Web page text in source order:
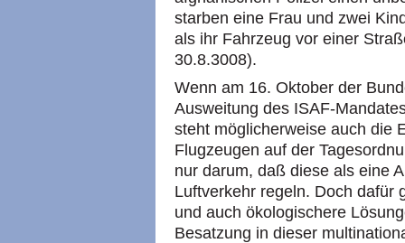
starben eine Frau und zwei
als ihr Fahrzeug vor einer
30.8.3008).
Wenn am 16. Oktober der
Ausweitung des ISAF-
steht möglicherweise auch die
Flugzeugen auf der
nur darum, daß diese als eine
Luftverkehr regeln. Doch dafür
und auch ökologischere
Besatzung in dieser